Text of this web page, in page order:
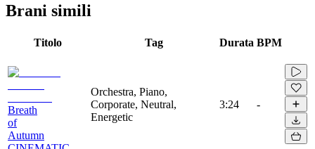
Brani simili
Titolo Tag Durata BPM
Breath
of
Autumn
Orchestra, Piano,
Corporate, Neutral,
Energetic
3:24 -